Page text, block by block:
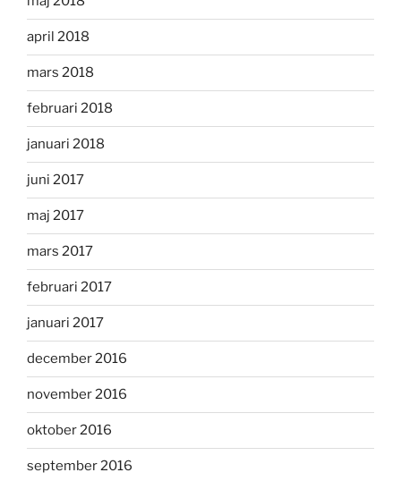
april 2018
mars 2018
februari 2018
januari 2018
juni 2017
maj 2017
mars 2017
februari 2017
januari 2017
december 2016
november 2016
oktober 2016
september 2016